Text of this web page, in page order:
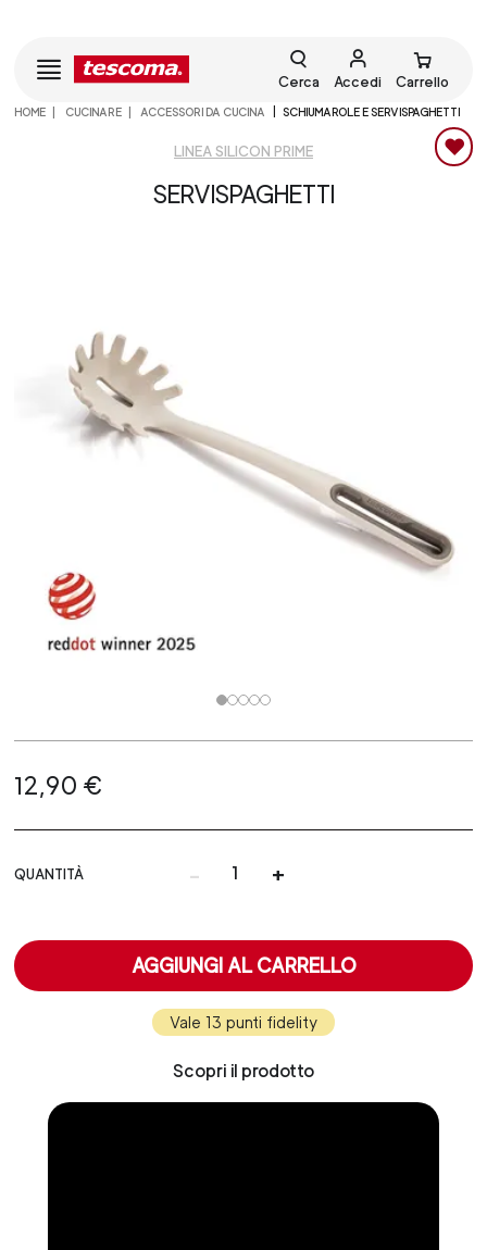
Cerca Accedi Carrello
HOME CUCINARE ACCESSORI DA CUCINA SCHIUMAROLE E SERVISPAGHETTI
LINEA SILICON PRIME
SERVISPAGHETTI
12,90 €
QUANTITÀ - +
AGGIUNGI AL CARRELLO
Vale 13 punti fidelity
Scopri il prodotto